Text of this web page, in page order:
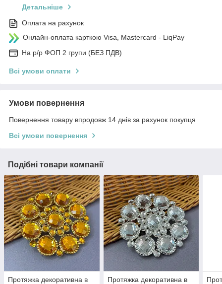
Детальніше
Оплата на рахунок
Онлайн-оплата карткою Visa, Mastercard - LiqPay
На р/р ФОП 2 групи (БЕЗ ПДВ)
Всі умови оплати
Умови повернення
Повернення товару впродовж 14 днів за рахунок покупця
Всі умови повернення
Подібні товари компанії
Протяжка декоративна в
Протяжка декоративна в